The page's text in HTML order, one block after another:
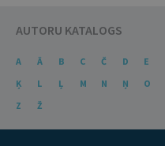
AUTORU KATALOGS
A Ā B C Č D E
Ķ
L Ļ M N Ņ O
Z
Ž